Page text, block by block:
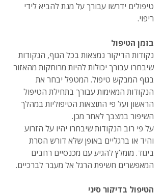
טיפולים ידרשו עבורך על מנת להביא לידי
ריפוי.
בזמן הטיפול
נקודות הדיקור נמצאות בכל הגוף, הנקודות
שיבחרו עבורך יכולות להיות מרוחקות מהאזור
בגוף המבקש טיפול. המטפל יבחר את
הנקודות המאימות עבורך בתחילת הטיפול
הראשון ועל פי התוצאות הטיפוליות במהלך
השיפור במצבך לאחר מכן.
על פי רוב הנקודות שיבחרו יהיו על הזרוע
והיד או ברגליים באופן שלא דורש הסרת
ביגוד. מומלץ להגיע עם מכנסיים רחבים
המאפשרים חשיפת הרגל אל מעבר לברכיים.
הטיפול בדיקור סיני